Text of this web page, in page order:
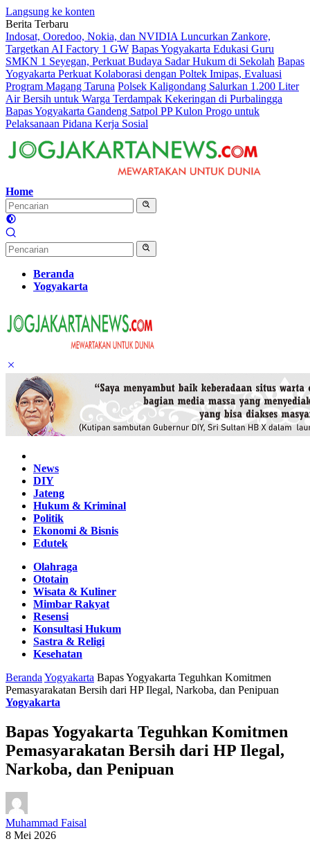
Langsung ke konten
Berita Terbaru
Indosat, Ooredoo, Nokia, dan NVIDIA Luncurkan Zankore,
Targetkan AI Factory 1 GW Bapas Yogyakarta Edukasi Guru
SMKN 1 Seyegan, Perkuat Budaya Sadar Hukum di Sekolah Bapas
Yogyakarta Perkuat Kolaborasi dengan Poltek Imipas, Evaluasi
Program Magang Taruna Polsek Kaligondang Salurkan 1.200 Liter
Air Bersih untuk Warga Terdampak Kekeringan di Purbalingga
Bapas Yogyakarta Gandeng Satpol PP Kulon Progo untuk
Pelaksanaan Pidana Kerja Sosial
Home
Beranda
Yogyakarta
News
DIY
Jateng
Hukum & Kriminal
Politik
Ekonomi & Bisnis
Edutek
Olahraga
Ototain
Wisata & Kuliner
Mimbar Rakyat
Resensi
Konsultasi Hukum
Sastra & Religi
Kesehatan
Beranda Yogyakarta Bapas Yogyakarta Teguhkan Komitmen
Pemasyarakatan Bersih dari HP Ilegal, Narkoba, dan Penipuan
Yogyakarta
Bapas Yogyakarta Teguhkan Komitmen
Pemasyarakatan Bersih dari HP Ilegal,
Narkoba, dan Penipuan
Muhammad Faisal
8 Mei 2026